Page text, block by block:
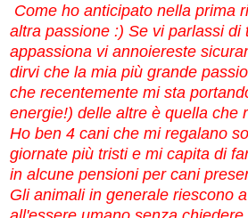
Come ho anticipato nella prima
altra passione :) Se vi parlassi di
appassiona vi annoiereste
dirvi che la mia più grande
che recentemente mi sta
energie!) delle altre è quella che
Ho ben 4 cani che mi regalano
giornate più tristi e mi capita di
in alcune pensioni per cani
Gli animali in generale riescono